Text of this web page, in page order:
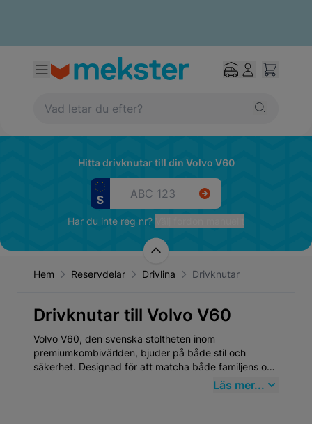
Hitta drivknutar till din Volvo V60
Har du inte reg nr?
Hem Reservdelar Drivlina Drivknutar
Drivknutar till Volvo V60
Volvo V60, den svenska stoltheten inom
premiumkombivärlden, bjuder på både stil och
säkerhet. Designad för att matcha både familjens och
förarens behov, detta fordon framhäver innovation
Läs mer...